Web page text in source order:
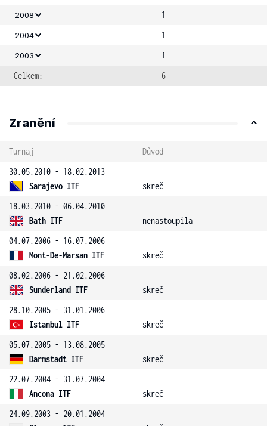
2008 1
2004 1
2003
1
Celkem:
6
Zranění
Turnaj
Důvod
30.05.2010 - 18.02.2013
Sarajevo ITF
skreč
18.03.2010 - 06.04.2010
Bath ITF
nenastoupila
04.07.2006 - 16.07.2006
Mont-De-Marsan ITF
skreč
08.02.2006 - 21.02.2006
Sunderland ITF
skreč
28.10.2005 - 31.01.2006
Istanbul ITF
skreč
05.07.2005 - 13.08.2005
Darmstadt ITF
skreč
22.07.2004 - 31.07.2004
Ancona ITF
skreč
24.09.2003 - 20.01.2004